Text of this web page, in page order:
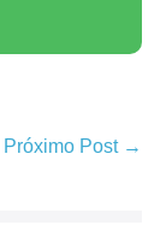
Próximo Post →